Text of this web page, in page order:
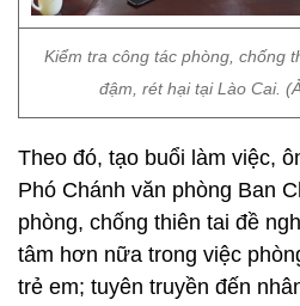
Kiểm tra công tác phòng, chống
đậm, rét hại tại Lào Cai.
Theo đó, tạo buổi làm việc,
Phó Chánh văn phòng Ban
phòng, chống thiên tai đề
tâm hơn nữa trong việc
trẻ em; tuyên truyền đến